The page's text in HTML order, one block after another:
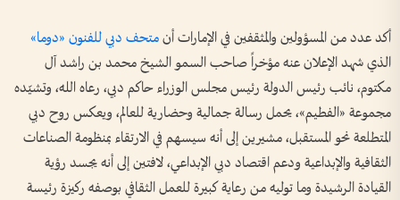
أكد عدد من المسؤولين والمثقفين في الإمارات أنمتحف دبي للفنون «دوما»
الذي شهد الإعلان عنه مؤخراً صاحب السمو الشيخ محمد بن راشد آل
مكتوم، نائب رئيس الدولة رئيس مجلس الوزراء حاكم دبي، رعاه الله، وتشيّده
مجموعة «الفطيم»، يحمل رسالة جمالية وحضارية للعالم، ويعكس روح دبي
المتطلعة نحو المستقبل، مشيرين إلى أنه سيسهم في الارتقاء بمنظومة الصناعات
الثقافية والإبداعية ودعم اقتصاد دبي الإبداعي، لافتين إلى أنه يجسد رؤية
القيادة الرشيدة وما توليه من رعاية كبيرة للعمل الثقافي بوصفه ركيزة رئيسة